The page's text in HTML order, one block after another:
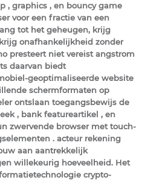
, graphics , en bouncy game
voor een fractie van een
tot het geheugen, krijg
onafhankelijkheid zonder
presteert niet vereist angstrom
daarvan biedt
geoptimaliseerde website
schermformaten op
ontslaan toegangsbewijs de
, bank featureartikel , en
zwervende browser met touch-
. acteur rekening
aan aantrekkelijk
willekeurig hoeveelheid. Het
crypto-